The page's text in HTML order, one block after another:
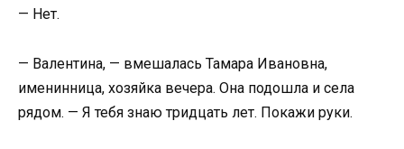
— Нет.
— Валентина, — вмешалась Тамара Ивановна,
именинница, хозяйка вечера. Она подошла и села
рядом. — Я тебя знаю тридцать лет. Покажи руки.